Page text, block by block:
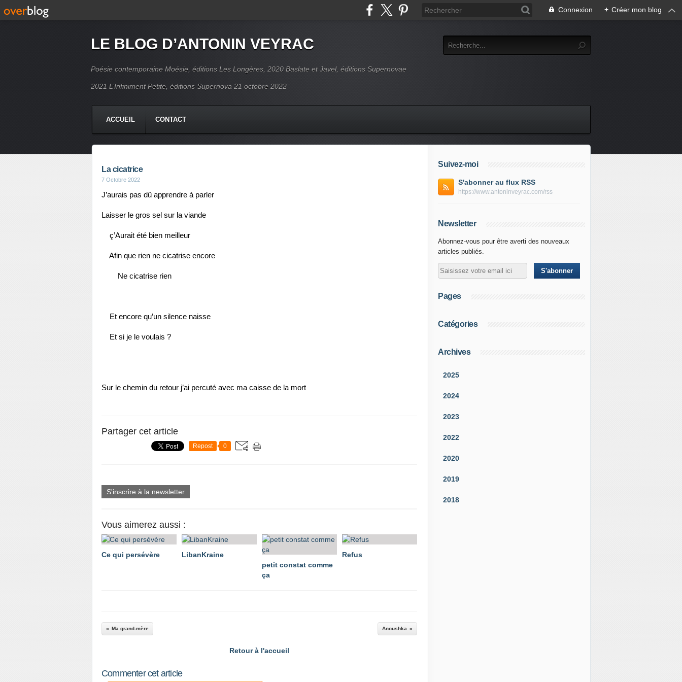
Connexion + Créer mon blog
LE BLOG D’ANTONIN VEYRAC
Poésie contemporaine Moésie, éditions Les Longères, 2020 Baslate et Javel, éditions Supernovae
2021 L’Infiniment Petite, éditions Supernova 21 octobre 2022
ACCUEIL CONTACT
La cicatrice
7 Octobre 2022
J’aurais pas dû apprendre à parler
Laisser le gros sel sur la viande
ç’Aurait été bien meilleur
Afin que rien ne cicatrise encore
Ne cicatrise rien
Et encore qu’un silence naisse
Et si je le voulais ?
Sur le chemin du retour j’ai percuté avec ma caisse de la mort
Partager cet article
Repost 0
S'inscrire à la newsletter
Vous aimerez aussi :
Ce qui persévère
LibanKraine
petit constat comme
ça
Refus
Ma grand-mère Anoushka
Retour à l'accueil
Commenter cet article
Suivez-moi
S'abonner au flux RSS
https://www.antoninveyrac.com/rss
Newsletter
Abonnez-vous pour être averti des nouveaux
articles publiés.
Pages
Catégories
Archives
2025
2024
2023
2022
2020
2019
2018